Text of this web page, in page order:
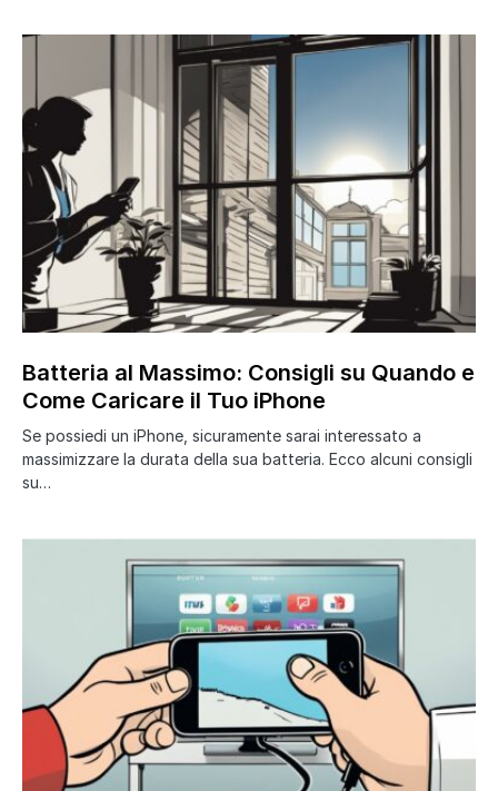
Batteria al Massimo: Consigli su Quando e
Come Caricare il Tuo iPhone
Se possiedi un iPhone, sicuramente sarai interessato a
massimizzare la durata della sua batteria. Ecco alcuni consigli
su…